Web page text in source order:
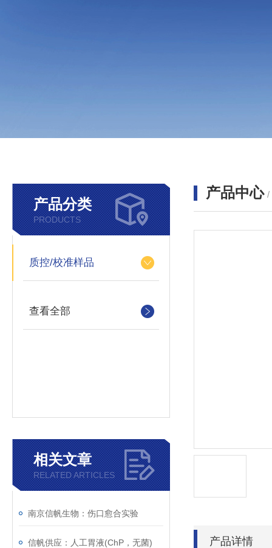
产品分类
PRODUCTS
质控/校准样品
查看全部
相关文章
RELATED ARTICLES
南京信帆生物：伤口愈合实验
信帆供应：人工胃液(ChP，无菌)
产品中心 /
产品详情